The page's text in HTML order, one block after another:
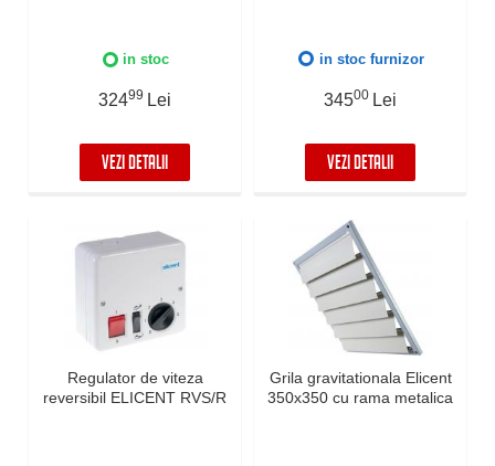
in stoc
32499 Lei
VEZI DETALII
in stoc furnizor
34500 Lei
VEZI DETALII
Regulator de viteza
reversibil ELICENT RVS/R
Grila gravitationala Elicent
350x350 cu rama metalica